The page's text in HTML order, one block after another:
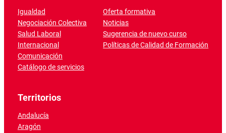
Igualdad
Negociación Colectiva
Salud Laboral
Internacional
Comunicación
Catálogo de servicios
Oferta formativa
Noticias
Sugerencia de nuevo curso
Políticas de Calidad de Formación
Territorios
Andalucía
Aragón